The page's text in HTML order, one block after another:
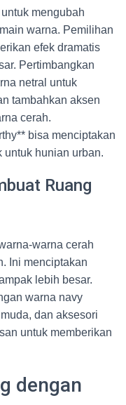
mengubah
warna. Pemilihan
efek dramatis
Pertimbangkan
netral untuk
tambahkan aksen
cerah.
bisa menciptakan
untuk hunian urban.
Ruang
warna cerah
Ini menciptakan
lebih besar.
warna navy
dan aksesori
untuk memberikan
dengan